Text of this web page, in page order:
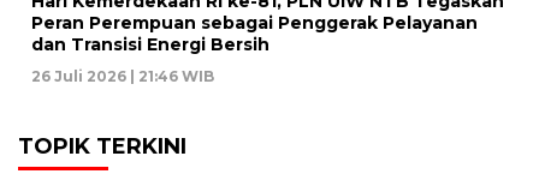
Peran Perempuan sebagai Penggerak Pelayanan
dan Transisi Energi Bersih
26 Juli 2026 | 21:46 WIB
TOPIK TERKINI